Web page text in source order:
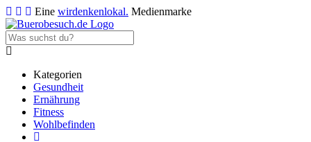
Eine wirdenkenlokal. Medienmarke
Kategorien
Gesundheit
Ernährung
Fitness
Wohlbefinden